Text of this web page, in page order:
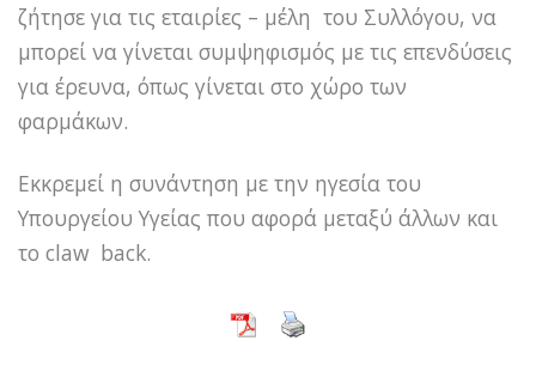
ζήτησε για τις εταιρίες – μέλη του Συλλόγου, να
μπορεί να γίνεται συμψηφισμός με τις επενδύσεις
για έρευνα, όπως γίνεται στο χώρο των
φαρμάκων.
Εκκρεμεί η συνάντηση με την ηγεσία του
Υπουργείου Υγείας που αφορά μεταξύ άλλων και
το claw back.